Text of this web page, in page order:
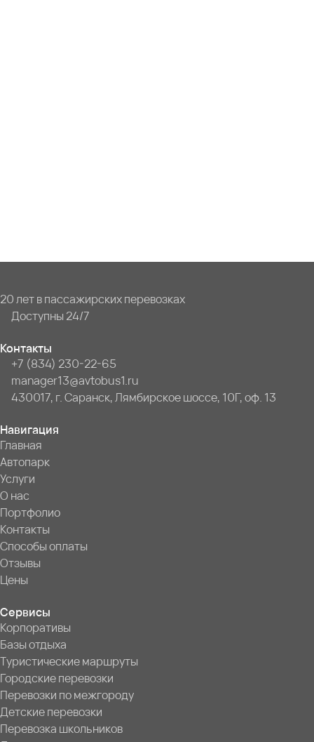
20 лет в пассажирских перевозках
Доступны 24/7
Контакты
+7 (834) 230-22-65
manager13@avtobus1.ru
430017, г. Саранск, Лямбирское шоссе, 10Г, оф. 13
Навигация
Главная
Автопарк
Услуги
О нас
Портфолио
Контакты
Способы оплаты
Отзывы
Цены
Сервисы
Корпоративы
Базы отдыха
Туристические маршруты
Городские перевозки
Перевозки по межгороду
Детские перевозки
Перевозка школьников